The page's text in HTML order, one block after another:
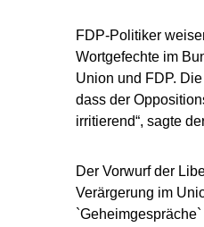
FDP-Politiker
Wortgefechte im
Union und FDP.
dass der
irritierend“, sagte
Der Vorwurf der
Verärgerung im
`Geheimgespräche`